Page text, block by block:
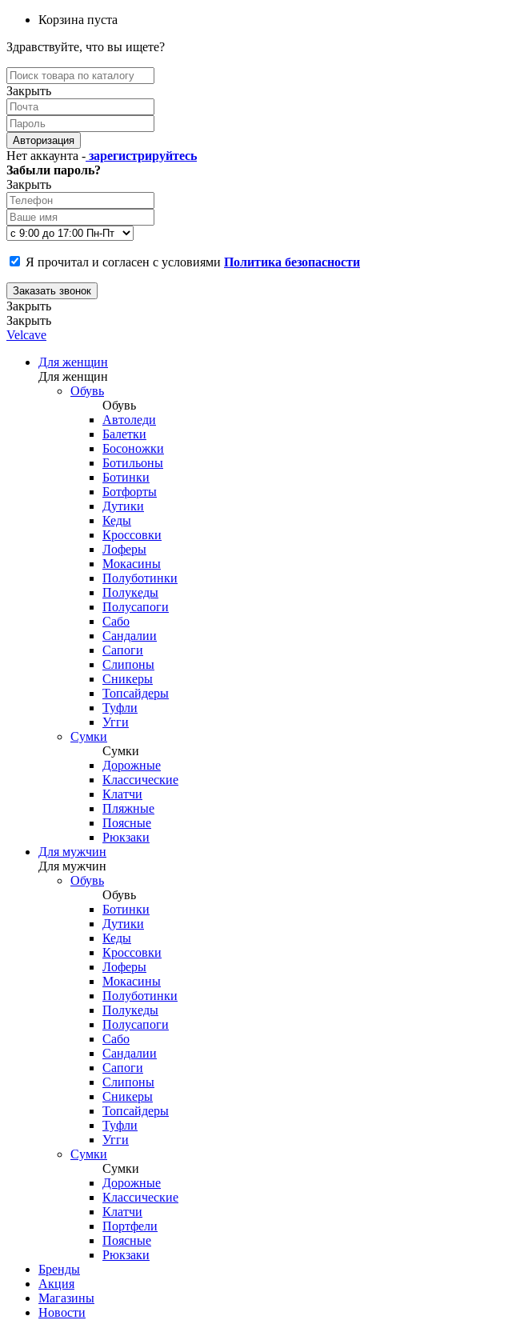
Корзина пуста
Здравствуйте, что вы ищете?
Закрыть
Авторизация
Нет аккаунта - зарегистрируйтесь
Забыли пароль?
Закрыть
Я прочитал и согласен с условиями Политика безопасности
Заказать звонок
Закрыть
Закрыть
Velcave
Для женщин
Для женщин
Обувь
Обувь
Автоледи
Балетки
Босоножки
Ботильоны
Ботинки
Ботфорты
Дутики
Кеды
Кроссовки
Лоферы
Мокасины
Полуботинки
Полукеды
Полусапоги
Сабо
Сандалии
Сапоги
Слипоны
Сникеры
Топсайдеры
Туфли
Угги
Сумки
Сумки
Дорожные
Классические
Клатчи
Пляжные
Поясные
Рюкзаки
Для мужчин
Для мужчин
Обувь
Обувь
Ботинки
Дутики
Кеды
Кроссовки
Лоферы
Мокасины
Полуботинки
Полукеды
Полусапоги
Сабо
Сандалии
Сапоги
Слипоны
Сникеры
Топсайдеры
Туфли
Угги
Сумки
Сумки
Дорожные
Классические
Клатчи
Портфели
Поясные
Рюкзаки
Бренды
Акция
Магазины
Новости